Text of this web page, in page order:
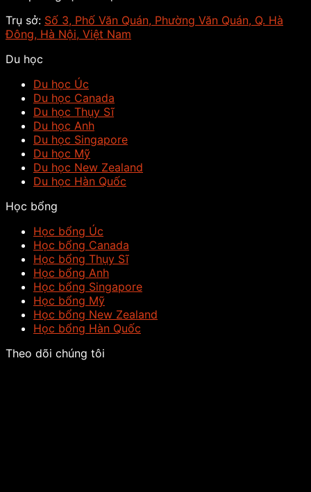
Trụ sở: Số 3, Phố Văn Quán, Phường Văn Quán, Q. Hà
Đông, Hà Nội, Việt Nam
Du học
Du học Úc
Du học Canada
Du học Thụy Sĩ
Du học Anh
Du học Singapore
Du học Mỹ
Du học New Zealand
Du học Hàn Quốc
Học bổng
Học bổng Úc
Học bổng Canada
Học bổng Thụy Sĩ
Học bổng Anh
Học bổng Singapore
Học bổng Mỹ
Học bổng New Zealand
Học bổng Hàn Quốc
Theo dõi chúng tôi